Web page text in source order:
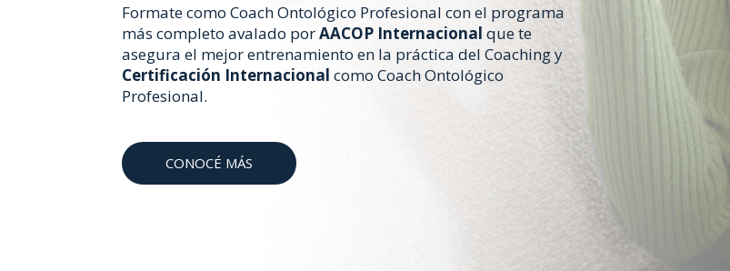
Formate como Coach Ontológico Profesional con el programa
más completo avalado porAACOP Internacional que te
asegura el mejor entrenamiento en la práctica del Coaching y
Certificación Internacionalcomo Coach Ontológico
Profesional.
CONOCÉ MÁS